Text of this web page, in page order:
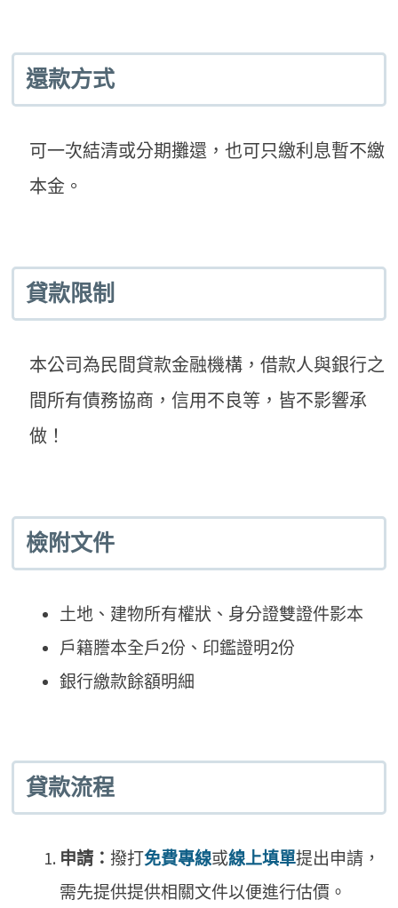
還款方式
可一次結清或分期攤還，也可只繳利息暫不繳
本金。
貸款限制
本公司為民間貸款金融機構，借款人與銀行之
間所有債務協商，信用不良等，皆不影響承
做！
檢附文件
土地、建物所有權狀、身分證雙證件影本
戶籍謄本全戶2份、印鑑證明2份
銀行繳款餘額明細
貸款流程
申請： 撥打免費專線或線上填單提出申請，
需先提供提供相關文件以便進行估價。